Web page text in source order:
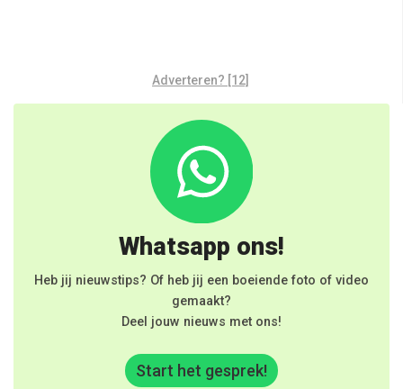
Adverteren? [12]
Whatsapp ons!
Heb jij nieuwstips? Of heb jij een boeiende foto of video
gemaakt?
Deel jouw nieuws met ons!
Start het gesprek!